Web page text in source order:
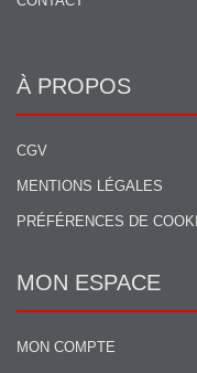
À PROPOS
CGV
MENTIONS LÉGALES
PRÉFÉRENCES DE
MON ESPACE
MON COMPTE